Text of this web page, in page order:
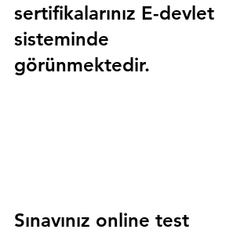
sertifikalarınız E-devlet
sisteminde
görünmektedir.
Sınavınız online test